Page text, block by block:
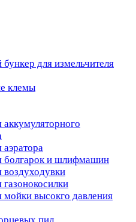
для измельчителя
клемы
аккумуляторного
аэратора
болгарок и шлифмашин
воздуходувки
газонокосилки
мойки высокго давления